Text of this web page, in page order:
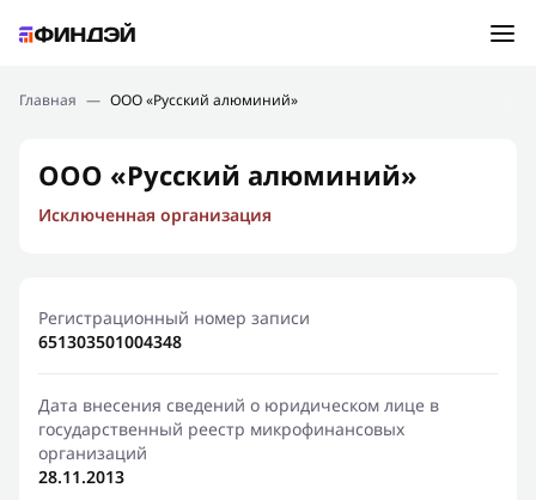
Подбор займа
Новости
Финансовое просвещение
Главная — ООО «Русский алюминий»
ООО «Русский алюминий»
Исключенная организация
Регистрационный номер записи
651303501004348
Дата внесения сведений о юридическом лице в
государственный реестр микрофинансовых
организаций
28.11.2013
Ошибка:Контактная форма не найдена.
Спасибо, что написали нам
Мы свяжемся с Вами в ближайшее время и сообщим
результат
Отправить новый запрос